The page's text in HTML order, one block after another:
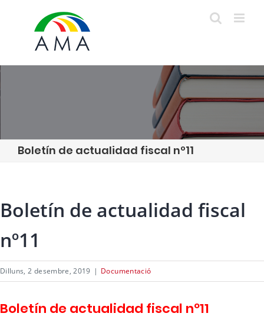
content
Boletín de actualidad fiscal nº11
Boletín de actualidad fiscal
nº11
Dilluns, 2 desembre, 2019 | Documentació
Boletín de actualidad fiscal nº11